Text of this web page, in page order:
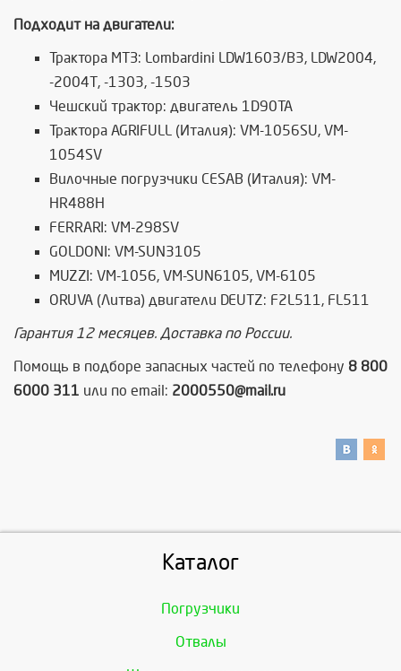
Подходит на двигатели:
Трактора МТЗ: Lombardini LDW1603/B3, LDW2004,
-2004T, -1303, -1503
Чешский трактор: двигатель 1D90TA
Трактора AGRIFULL (Италия): VM-1056SU, VM-
1054SV
Вилочные погрузчики CESAB (Италия): VM-
HR488H
FERRARI: VM-298SV
GOLDONI: VM-SUN3105
MUZZI: VM-1056, VM-SUN6105, VM-6105
ORUVA (Литва) двигатели DEUTZ: F2L511, FL511
Гарантия 12 месяцев. Доставка по России.
Помощь в подборе запасных частей по телефону 8 800
6000 311 или по email: 2000550@mail.ru
Каталог
Погрузчики
Отвалы